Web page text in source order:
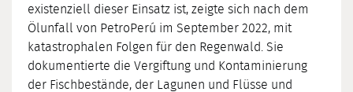
existenziell dieser Einsatz ist, zeigte sich nach dem
Ölunfall von PetroPerú im September 2022, mit
katastrophalen Folgen für den Regenwald. Sie
dokumentierte die Vergiftung und Kontaminierung
der Fischbestände, der Lagunen und Flüsse und